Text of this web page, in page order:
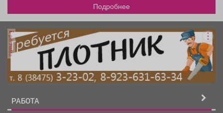
Подробнее
реклама
РАБОТА